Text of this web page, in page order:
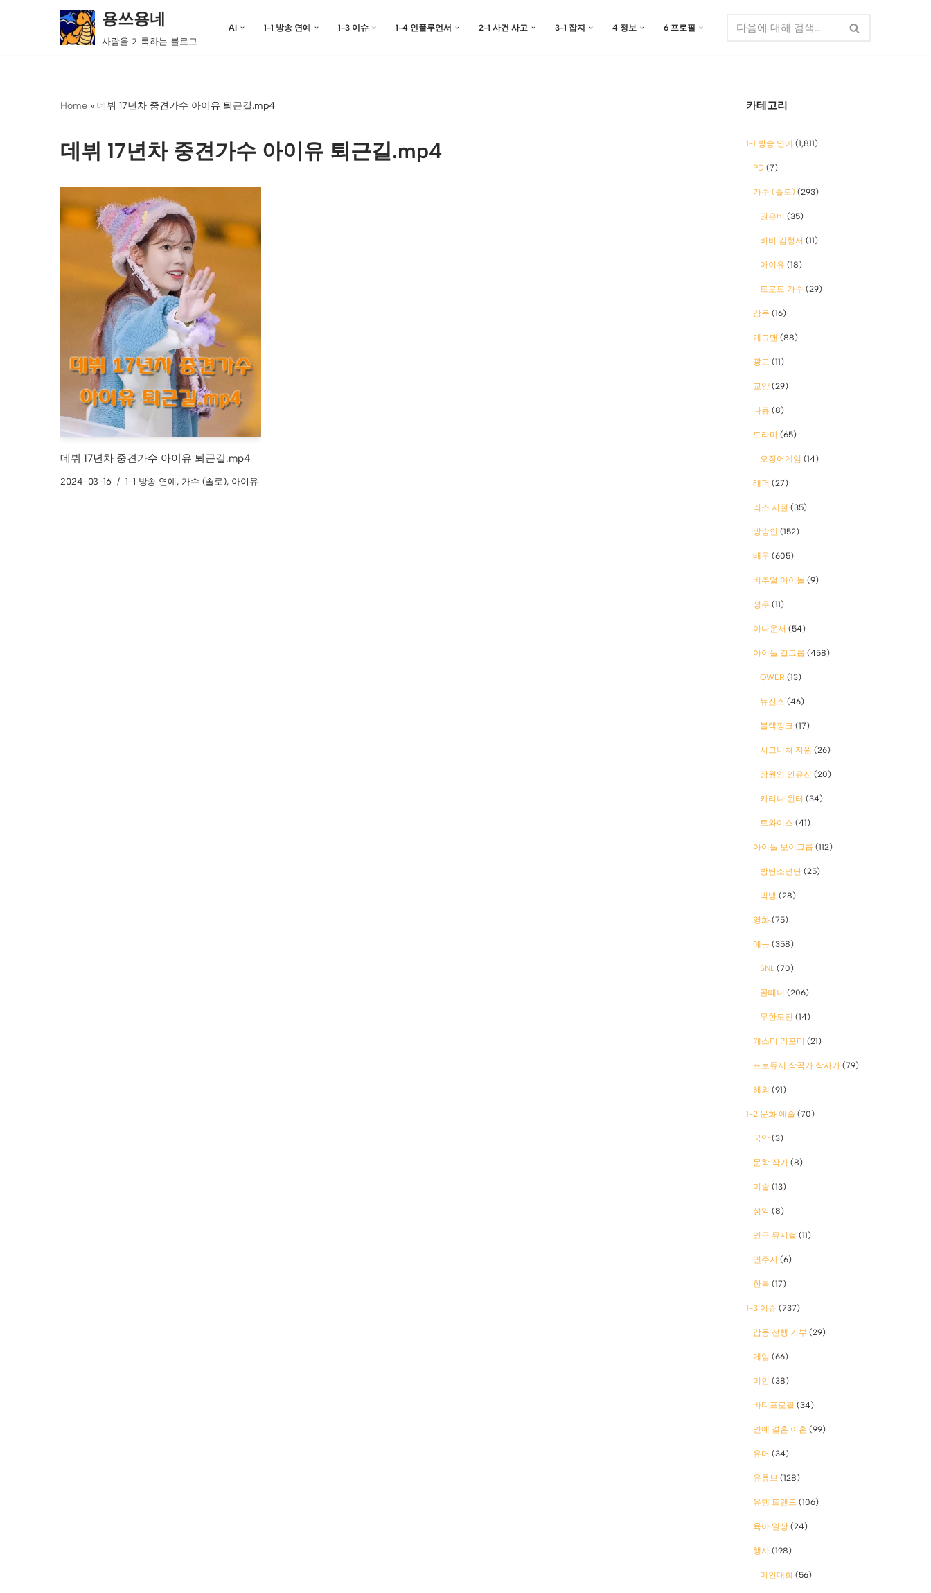
용쓰용네
사람을 기록하는 블로그
AI 1-1 방송 연예 1-3 이슈 1-4 인플루언서 2-1 사건 사고 3-1 잡지 4 정보 6 프로필
Home » 데뷔 17년차 중견가수 아이유 퇴근길.mp4
데뷔 17년차 중견가수 아이유 퇴근길.mp4
데뷔 17년차 중견가수 아이유 퇴근길.mp4
2024-03-16 1-1 방송 연예 , 가수 (솔로), 아이유
카테고리
1-1 방송 연예 (1,811)
PD (7)
가수 (솔로) (293)
권은비 (35)
비비 김형서 (11)
아이유 (18)
트로트 가수 (29)
감독 (16)
개그맨 (88)
광고 (11)
교양 (29)
다큐 (8)
드라마 (65)
오징어게임 (14)
래퍼 (27)
리즈 시절 (35)
방송인 (152)
배우 (605)
버추얼 아이돌 (9)
성우 (11)
아나운서 (54)
아이돌 걸그룹 (458)
QWER (13)
뉴진스 (46)
블랙핑크 (17)
시그니처 지원 (26)
장원영 안유진 (20)
카리나 윈터 (34)
트와이스 (41)
아이돌 보이그룹 (112)
방탄소년단 (25)
빅뱅 (28)
영화 (75)
예능 (358)
SNL (70)
골때녀 (206)
무한도전 (14)
캐스터 리포터 (21)
프로듀서 작곡가 작사가 (79)
해외 (91)
1-2 문화 예술 (70)
국악 (3)
문학 작가 (8)
미술 (13)
성악 (8)
연극 뮤지컬 (11)
연주자 (6)
한복 (17)
1-3 이슈 (737)
감동 선행 기부 (29)
게임 (66)
미인 (38)
바디프로필 (34)
연예 결혼 이혼 (99)
유머 (34)
유튜브 (128)
유행 트렌드 (106)
육아 일상 (24)
행사 (198)
미인대회 (56)